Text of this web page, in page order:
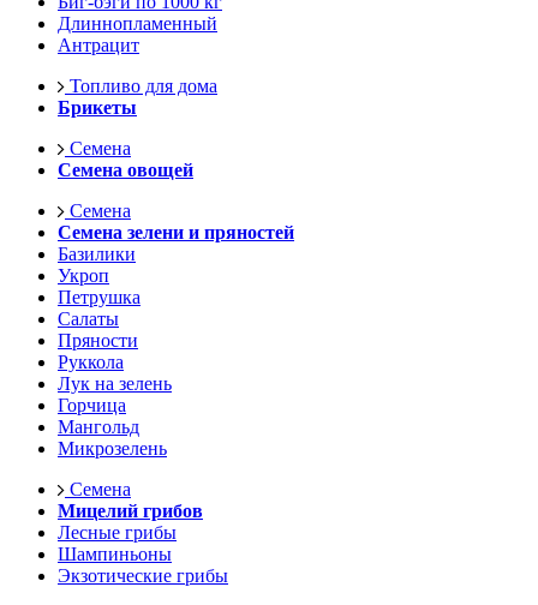
Длиннопламенный
Антрацит
Топливо для дома
Брикеты
Семена
Семена овощей
Семена
Семена зелени и пряностей
Базилики
Укроп
Петрушка
Салаты
Пряности
Руккола
Лук на зелень
Горчица
Мангольд
Микрозелень
Семена
Мицелий грибов
Лесные грибы
Шампиньоны
Экзотические грибы